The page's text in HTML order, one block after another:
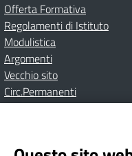
Offerta Formativa
Regolamenti di Istituto
Modulistica
Argomenti
Vecchio sito
Circ.Permanenti
Dichiarazione di accessibilità